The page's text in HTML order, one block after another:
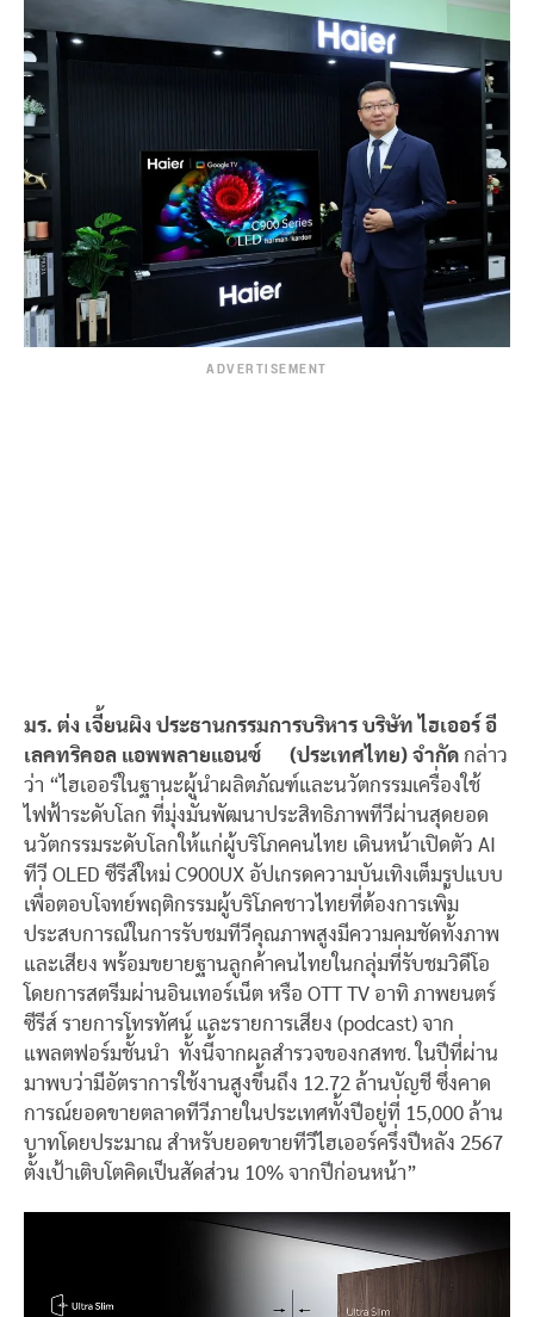
ADVERTISEMENT
มร. ต่ง เจี้ยนผิง ประธานกรรมการบริหาร บริษัท ไฮเออร์ อี
เลคทริคอล แอพพลายแอนซ์ (ประเทศไทย) จำกัด กล่าว
ว่า “ไฮเออร์ในฐานะผู้นำผลิตภัณฑ์และนวัตกรรมเครื่องใช้
ไฟฟ้าระดับโลก ที่มุ่งมั่นพัฒนาประสิทธิภาพทีวีผ่านสุดยอด
นวัตกรรมระดับโลกให้แก่ผู้บริโภคคนไทย เดินหน้าเปิดตัว AI
ทีวี OLED ซีรีส์ใหม่ C900UX อัปเกรดความบันเทิงเต็มรูปแบบ
เพื่อตอบโจทย์พฤติกรรมผู้บริโภคชาวไทยที่ต้องการเพิ่ม
ประสบการณ์ในการรับชมทีวีคุณภาพสูงมีความคมชัดทั้งภาพ
และเสียง พร้อมขยายฐานลูกค้าคนไทยในกลุ่มที่รับชมวิดีโอ
โดยการสตรีมผ่านอินเทอร์เน็ต หรือ OTT TV อาทิ ภาพยนตร์
ซีรีส์ รายการโทรทัศน์ และรายการเสียง (podcast) จาก
แพลตฟอร์มชั้นนำ ทั้งนี้จากผลสำรวจของกสทช. ในปีที่ผ่าน
มาพบว่ามีอัตราการใช้งานสูงขึ้นถึง 12.72 ล้านบัญชี ซึ่งคาด
การณ์ยอดขายตลาดทีวีภายในประเทศทั้งปีอยู่ที่ 15,000 ล้าน
บาทโดยประมาณ สำหรับยอดขายทีวีไฮเออร์ครึ่งปีหลัง 2567
ตั้งเป้าเติบโตคิดเป็นสัดส่วน 10% จากปีก่อนหน้า”